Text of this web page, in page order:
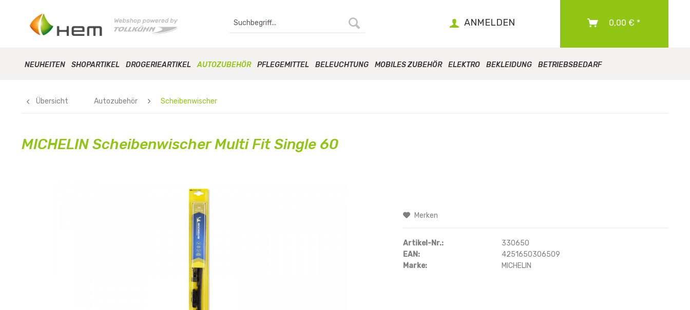
ANMELDEN 0,00 € *
NEUHEITEN SHOPARTIKEL DROGERIEARTIKEL AUTOZUBEHÖR PFLEGEMITTEL BELEUCHTUNG MOBILES ZUBEHÖR ELEKTRO BEKLEIDUNG BETRIEBSBEDARF
Übersicht Autozubehör Scheibenwischer
MICHELIN Scheibenwischer Multi Fit Single 60
Merken
Artikel-Nr.:
330650
EAN:
4251650306509
Marke:
MICHELIN